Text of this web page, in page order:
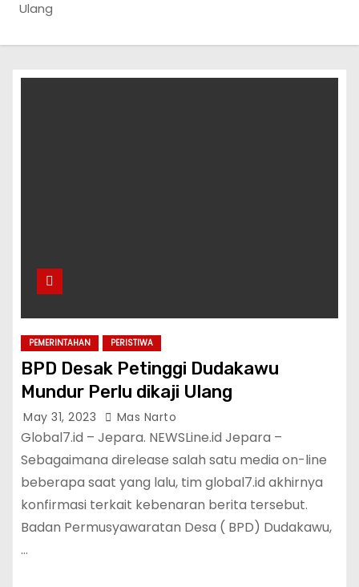
Ulang
PEMERINTAHAN PERISTIWA
BPD Desak Petinggi Dudakawu
Mundur Perlu dikaji Ulang
May 31, 2023 Mas Narto
Global7.id – Jepara. NEWSLine.id Jepara –
Sebagaimana direlease salah satu media on-line
beberapa saat yang lalu, tim global7.id akhirnya
konfirmasi terkait kebenaran berita tersebut.
Badan Permusyawaratan Desa ( BPD) Dudakawu,
…